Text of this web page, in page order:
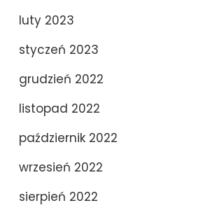
luty 2023
styczeń 2023
grudzień 2022
listopad 2022
październik 2022
wrzesień 2022
sierpień 2022